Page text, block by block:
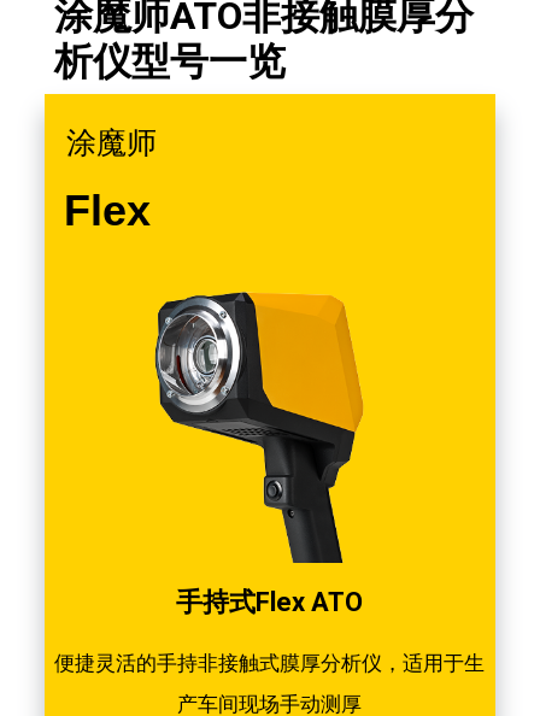
涂魔师ATO非接触膜厚分
析仪型号一览
涂魔师
Flex
手持式Flex ATO
便捷灵活的手持非接触式膜厚分析仪，适用于生
产车间现场手动测厚